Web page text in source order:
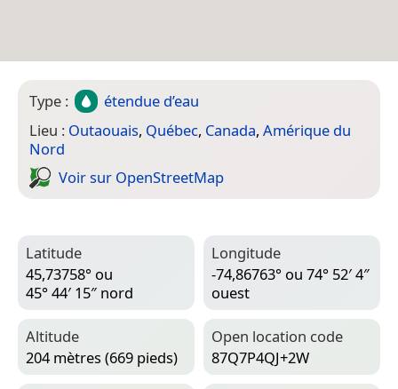
Type :
étendue d’eau
Lieu : Outaouais, Québec, Canada, Amérique du
Nord
Voir sur Open­Street­Map
Latitude
45,73758° ou
45° 44′ 15″ nord
Longitude
-74,86763° ou 74° 52′ 4″
ouest
Altitude
204 mètres (669 pieds)
Open location code
87Q7P4QJ+2W